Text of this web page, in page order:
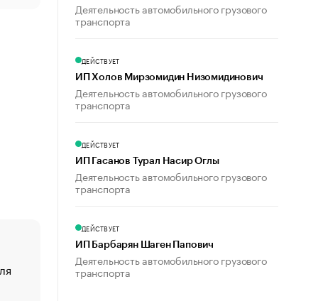
«От спорта тело стареет иначе». Как живет глава
создавшей GTA
Деятельность автомобильного грузового
транспорта
ДЕЙСТВУЕТ
ИП Холов Мирзомидин Низомидинович
Деятельность автомобильного грузового
транспорта
ДЕЙСТВУЕТ
ИП Гасанов Турал Насир Оглы
Деятельность автомобильного грузового
транспорта
ДЕЙСТВУЕТ
ИП Барбарян Шаген Папович
Деятельность автомобильного грузового
транспорта